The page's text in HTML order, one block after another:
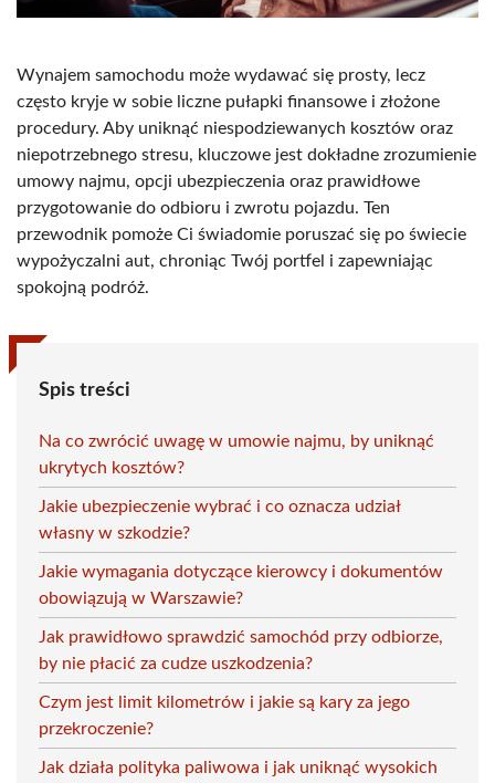
Wynajem samochodu może wydawać się prosty, lecz
często kryje w sobie liczne pułapki finansowe i złożone
procedury. Aby uniknąć niespodziewanych kosztów oraz
niepotrzebnego stresu, kluczowe jest dokładne zrozumienie
umowy najmu, opcji ubezpieczenia oraz prawidłowe
przygotowanie do odbioru i zwrotu pojazdu. Ten
przewodnik pomoże Ci świadomie poruszać się po świecie
wypożyczalni aut, chroniąc Twój portfel i zapewniając
spokojną podróż.
Spis treści
Na co zwrócić uwagę w umowie najmu, by uniknąć
ukrytych kosztów?
Jakie ubezpieczenie wybrać i co oznacza udział
własny w szkodzie?
Jakie wymagania dotyczące kierowcy i dokumentów
obowiązują w Warszawie?
Jak prawidłowo sprawdzić samochód przy odbiorze,
by nie płacić za cudze uszkodzenia?
Czym jest limit kilometrów i jakie są kary za jego
przekroczenie?
Jak działa polityka paliwowa i jak uniknąć wysokich